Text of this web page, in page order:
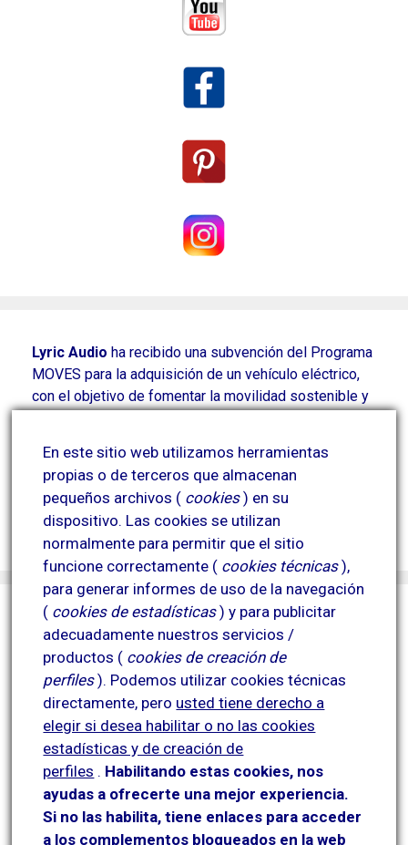
Lyric Audio ha recibido una subvención del Programa
MOVES para la adquisición de un vehículo eléctrico,
con el objetivo de fomentar la movilidad sostenible y
Esta actuación contribuye a la mejora de la eficiencia
energética y a la reducción del impacto ambiental.
Proyecto financiado por el Plan MOVES y
cofinanciado por la Unión Europea.
En este sitio web utilizamos herramientas
propias o de terceros que almacenan
pequeños archivos ( cookies) en su
dispositivo. Las cookies se utilizan
normalmente para permitir que el sitio
funcione correctamente ( cookies técnicas),
para generar informes de uso de la navegación
( cookies de estadísticas) y para publicitar
adecuadamente nuestros servicios /
productos ( cookies de creación de
perfiles). Podemos utilizar cookies técnicas
directamente, pero usted tiene derecho a
elegir si desea habilitar o no las cookies
estadísticas y de creación de
perfiles . Habilitando estas cookies, nos
ayudas a ofrecerte una mejor experiencia.
Si no las habilita, tiene enlaces para acceder
a los complementos bloqueados en la web